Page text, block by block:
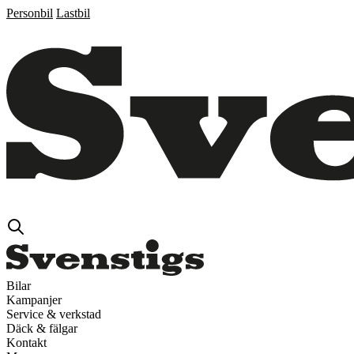
Personbil Lastbil
Bilar
Kampanjer
Service & verkstad
Däck & fälgar
Kontakt